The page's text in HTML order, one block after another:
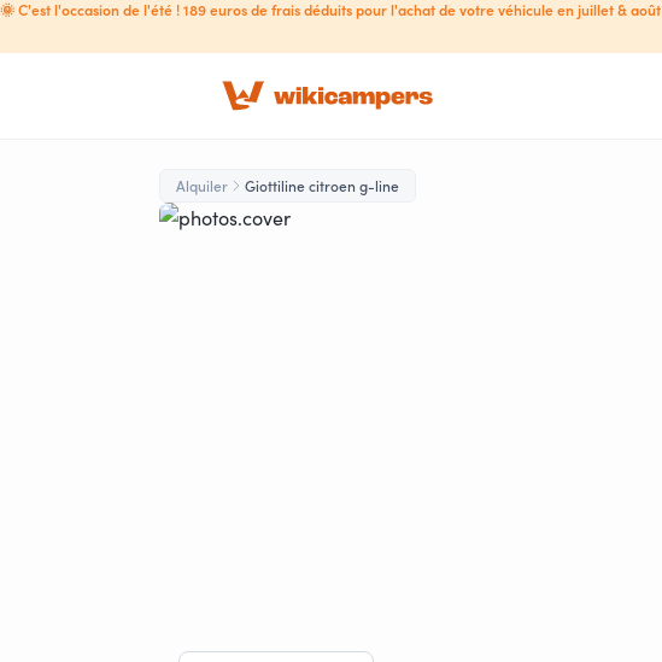
🌞 C'est l'occasion de l'été ! 189 euros de frais déduits pour l'achat de votre véhicule en juillet & août
Alquiler Giottiline citroen g-line